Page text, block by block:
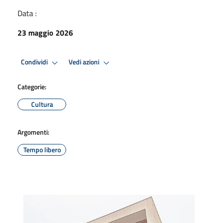
Data :
23 maggio 2026
Condividi Vedi azioni
Categorie:
Cultura
Argomenti:
Tempo libero